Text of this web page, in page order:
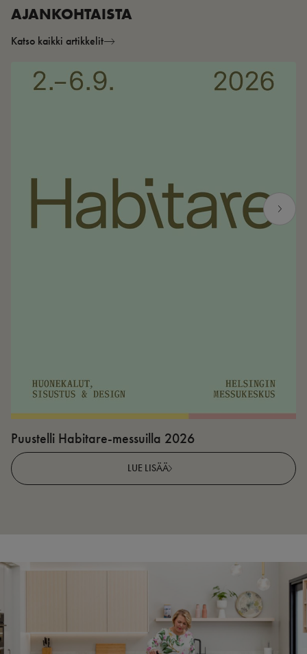
AJANKOHTAISTA
Katso kaikki artikkelit
Puustelli Habitare-messuilla 2026
LUE LISÄÄ